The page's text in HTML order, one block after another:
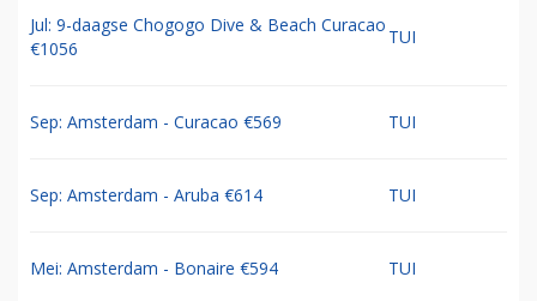
Jul: 9-daagse Chogogo Dive & Beach Curacao
€1056
TUI
Sep: Amsterdam - Curacao €569 TUI
Sep: Amsterdam - Aruba €614 TUI
Mei: Amsterdam - Bonaire €594 TUI